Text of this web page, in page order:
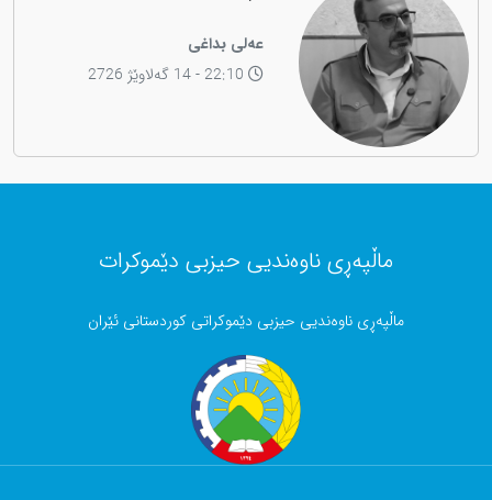
عەلی بداغی
ماڵپەڕی ناوەندیی حیزبی دێموکرات
ماڵپەڕی ناوەندیی حیزبی دێموکراتی کوردستانی ئێران